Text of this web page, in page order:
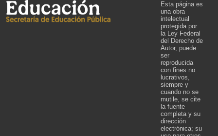
Esta página es
una obra
intelectual
protegida por
la Ley Federal
del Derecho de
Autor, puede
ser
reproducida
con fines no
lucrativos,
siempre y
cuando no se
mutile, se cite
la fuente
completa y su
dirección
electrónica; su